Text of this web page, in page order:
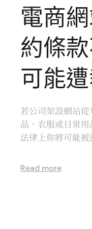
電商
約條
可能
若公司架設網站
品、衣服或日常
法律上你將可能
Read more